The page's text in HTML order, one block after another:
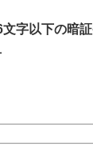
字以下の暗